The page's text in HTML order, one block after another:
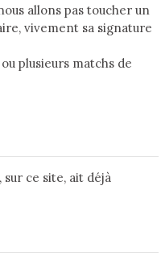
allons pas toucher un
vivement sa signature
plusieurs matchs de
ce site, ait déjà